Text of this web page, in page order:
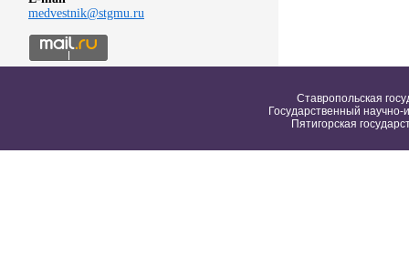
medvestnik@stgmu.ru
Ставропольская
Государственный научно-
Пятигорская